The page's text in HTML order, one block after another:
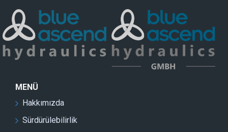
MENÜ
Hakkımızda
Sürdürülebilirlik